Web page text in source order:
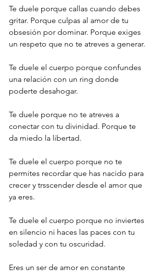
Te duele porque callas cuando debes
gritar. Porque culpas al amor de tu
obsesión por dominar. Porque exiges
un respeto que no te atreves a generar.
Te duele el cuerpo porque confundes
una relación con un ring donde
poderte desahogar.
Te duele porque no te atreves a
conectar con tu divinidad. Porque te
da miedo la libertad.
Te duele el cuerpo porque no te
permites recordar que has nacido para
crecer y trsscender desde el amor que
ya eres.
Te duele el cuerpo porque no inviertes
en silencio ni haces las paces con tu
soledad y con tu oscuridad.
Eres un ser de amor en constante